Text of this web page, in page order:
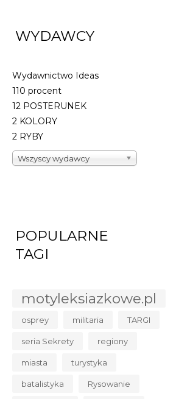
WYDAWCY
Wydawnictwo Ideas
110 procent
12 POSTERUNEK
2 KOLORY
2 RYBY
Wszyscy wydawcy
POPULARNE
TAGI
motyleksiazkowe.pl
osprey militaria TARGI
seria Sekrety regiony
miasta turystyka
batalistyka Rysowanie